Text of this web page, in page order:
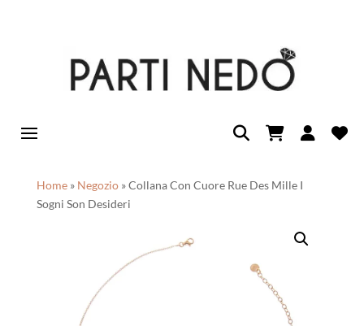
Home» Negozio»Collana Con Cuore Rue Des Mille I
Sogni Son Desideri